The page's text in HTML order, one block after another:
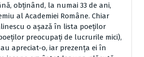
obţinând, la numai 33 de ani,
al Academiei Române. Chiar
o aşază în lista poeţilor
preocupaţi de lucrurile mici),
apreciat-o, iar prezenţa ei în